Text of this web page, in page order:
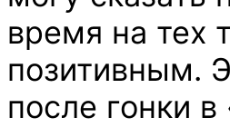
время на тех
позитивным.
после гонки